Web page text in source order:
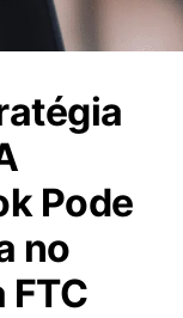
Pode
no